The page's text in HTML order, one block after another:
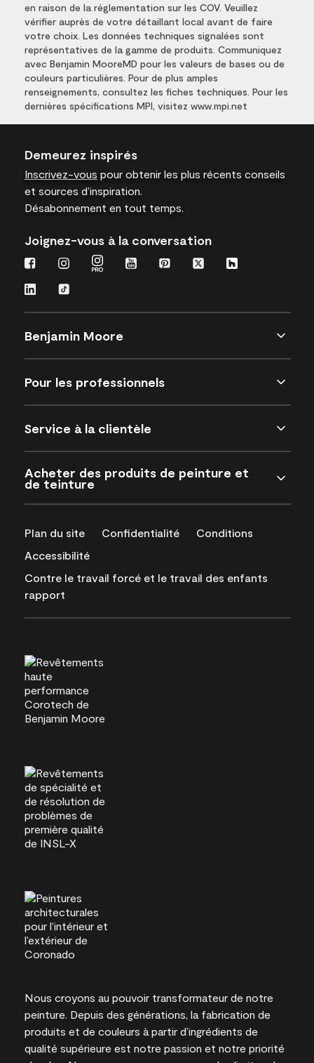
en raison de la réglementation sur les COV. Veuillez
vérifier auprès de votre détaillant local avant de faire
votre choix. Les données techniques signalées sont
représentatives de la gamme de produits. Communiquez
avec Benjamin MooreMD pour les valeurs de bases ou de
couleurs particulières. Pour de plus amples
renseignements, consultez les fiches techniques. Pour les
dernières spécifications MPI, visitez www.mpi.net
Demeurez inspirés
Inscrivez-vous pour obtenir les plus récents conseils
et sources d’inspiration.
Désabonnement en tout temps.
Joignez-vous à la conversation
Benjamin Moore
Pour les professionnels
Service à la clientèle
Acheter des produits de peinture et
de teinture
Plan du site Confidentialité
Conditions
Accessibilité
Contre le travail forcé et le travail des enfants
rapport
Nous croyons au pouvoir transformateur de notre
peinture. Depuis des générations, la fabrication de
produits et de couleurs à partir d’ingrédients de
qualité supérieure est notre passion et notre priorité